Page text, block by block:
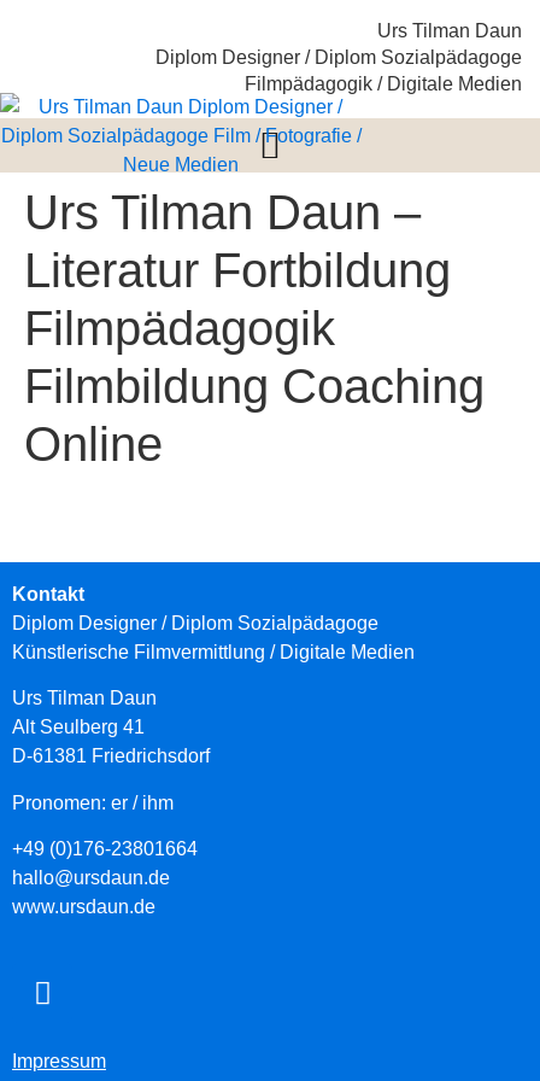
Urs Tilman Daun
Diplom Designer / Diplom Sozialpädagoge
Filmpädagogik / Digitale Medien
Urs Tilman Daun –
Literatur Fortbildung
Filmpädagogik
Filmbildung Coaching
Online
Kontakt
Diplom Designer / Diplom Sozialpädagoge
Künstlerische Filmvermittlung / Digitale Medien
Urs Tilman Daun
Alt Seulberg 41
D-61381 Friedrichsdorf
Pronomen: er / ihm
+49 (0)176-23801664
hallo@ursdaun.de
www.ursdaun.de
Impressum